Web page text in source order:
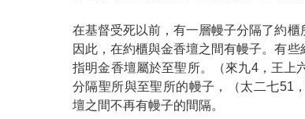
在基督受死以前，有一層幔子分隔了約櫃
因此，在約櫃與金香壇之間有幔子。有
指明金香壇屬於至聖所。（來九4，王上
分隔聖所與至聖所的幔子，（太二七51
壇之間不再有幔子的間隔。